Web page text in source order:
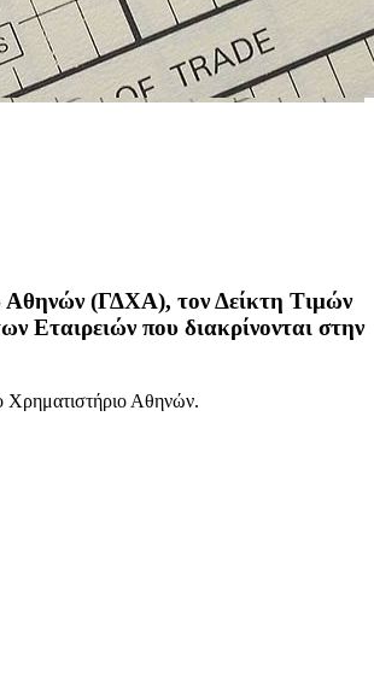
Αθηνών (ΓΔΧΑ), τον Δείκτη Τιμών
Εταιρειών που διακρίνονται στην
Χρηματιστήριο Αθηνών.